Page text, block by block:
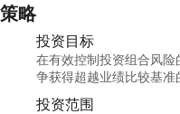
策略
投资目标
在有效控制投资组合风
争获得超越业绩比较基准
投资范围